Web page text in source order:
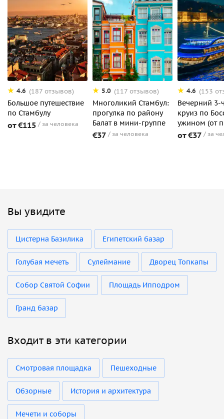
4.6 (187 отзывов)
Большое путешествие
по Стамбулу
от €115 за человека
5.0 (117 отзывов)
Многоликий Стамбул:
прогулка по району
Балат в мини-группе
€37 за человека
4.6 (153
Вечерний 3-
круиз по
ужином (от
от €37 за
Вы увидите
Цистерна Базилика Египетский базар
Голубая мечеть Сулеймание Дворец Топкапы
Собор Святой Софии Площадь Ипподром
Гранд базар
Входит в эти категории
Смотровая площадка Пешеходные
Обзорные История и архитектура
Мечети и соборы